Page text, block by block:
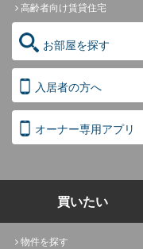
高齢者向け賃貸住宅
お部屋を探す
入居者の方へ
オーナー専用アプリ
買いたい
物件を探す